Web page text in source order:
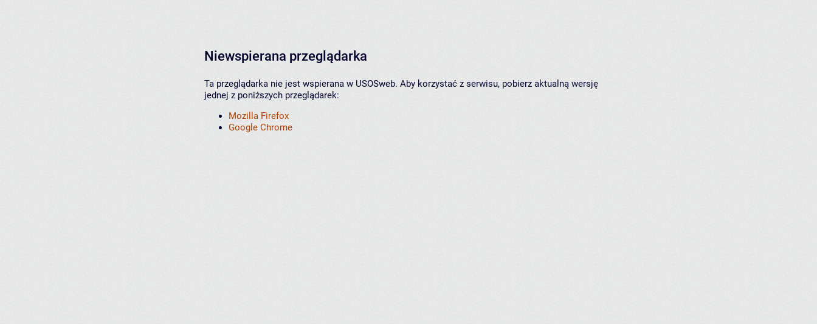
Niewspierana przeglądarka
Ta przeglądarka nie jest wspierana w USOSweb. Aby korzystać z serwisu, pobierz aktualną wersję
jednej z poniższych przeglądarek:
Mozilla Firefox
Google Chrome